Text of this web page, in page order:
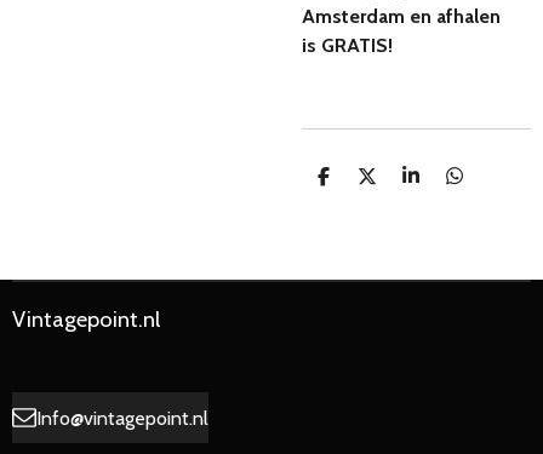
Amsterdam en afhalen
is GRATIS!
D
D
S
D
Vintagepoint.nl
Info@vintagepoint.nl